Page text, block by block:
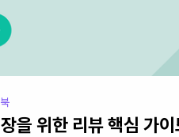
을 위한 리뷰 핵심 가